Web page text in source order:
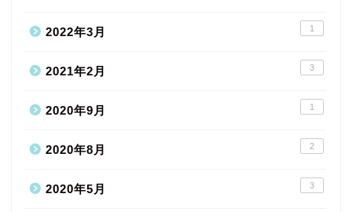
2022年3月 1
2021年2月 3
2020年9月 1
2020年8月 2
2020年5月 3